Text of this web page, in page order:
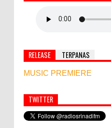
RELEASE TERPANAS
MUSIC PREMIERE
Simbol Persahabatan, RI
Afghanistan
TWITTER